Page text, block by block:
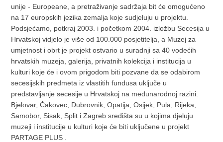
unije - Europeane, a pretraživanje sadržaja bit će omogućeno
na 17 europskih jezika zemalja koje sudjeluju u projektu.
Podsjećamo, potkraj 2003. i početkom 2004. izložbu Secesija u
Hrvatskoj vidjelo je više od 100.000 posjetitelja, a Muzej za
umjetnost i obrt je projekt ostvario u suradnji sa 40 vodećih
hrvatskih muzeja, galerija, privatnih kolekcija i institucija u
kulturi koje će i ovom prigodom biti pozvane da se odabirom
secesijskih predmeta iz vlastitih fundusa uključe u
predstavljanje secesije u Hrvatskoj na međunarodnoj razini.
Bjelovar, Čakovec, Dubrovnik, Opatija, Osijek, Pula, Rijeka,
Samobor, Sisak, Split i Zagreb središta su u kojima djeluju
muzeji i institucije u kulturi koje će biti uključene u projekt
PARTAGE PLUS .